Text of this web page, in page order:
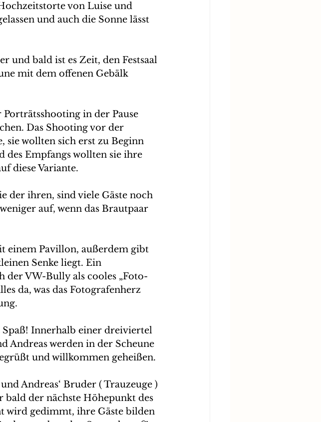
von Luise und
und auch die Sonne lässt
und bald ist es Zeit, den Festsaal
mit dem offenen Gebälk
in der Pause
Das Shooting vor der
sie wollten sich erst zu Beginn
des Empfangs wollten sie ihre
diese Variante.
der ihren, sind viele Gäste noch
auf, wenn das Brautpaar
einem Pavillon, außerdem gibt
Senke liegt. Ein
der VW-Bully als cooles „Foto-
da, was das Fotografenherz
Innerhalb einer dreiviertel
Andreas werden in der Scheune
und willkommen geheißen.
Andreas‘ Bruder ( Trauzeuge )
bald der nächste Höhepunkt des
wird gedimmt, ihre Gäste bilden